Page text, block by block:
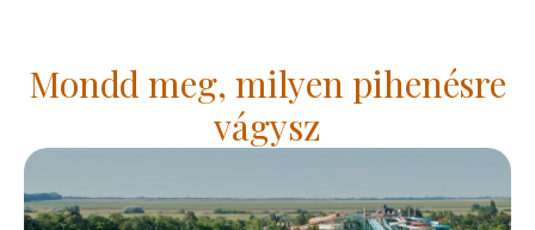
Mondd meg, milyen pihenésre
vágysz